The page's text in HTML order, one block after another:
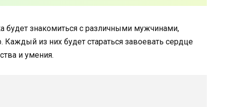
будет знакомиться с различными мужчинами,
из них будет стараться завоевать сердце
и умения.